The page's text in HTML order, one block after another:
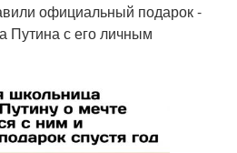
официальный подарок -
с его личным